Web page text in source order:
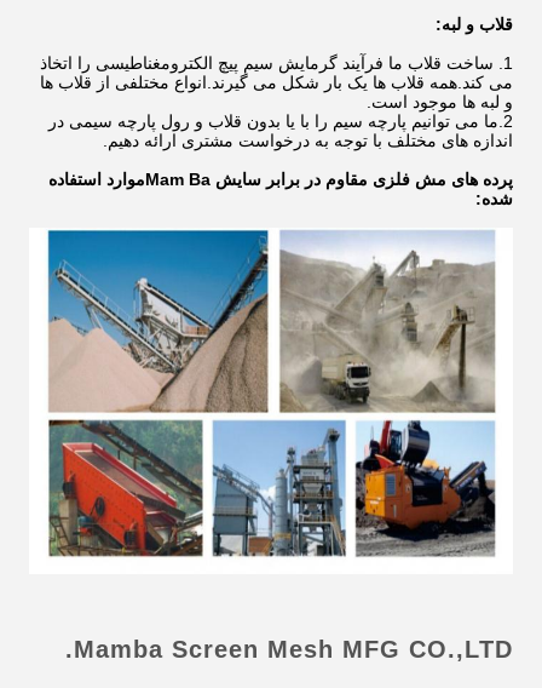
قلاب و لبه:
1. ساخت قلاب ما فرآیند گرمایش سیم پیچ الکترومغناطیسی را اتخاذ
می کند.همه قلاب ها یک بار شکل می گیرند.انواع مختلفی از قلاب ها
و لبه ها موجود است.
2.ما می توانیم پارچه سیم را با یا بدون قلاب و رول پارچه سیمی در
اندازه های مختلف با توجه به درخواست مشتری ارائه دهیم.
پرده های مش فلزی مقاوم در برابر سایش Mam Ba
موارد استفاده
شده:
Mamba Screen Mesh MFG CO.,LTD.